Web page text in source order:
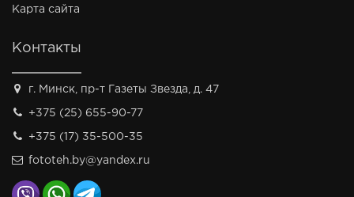
Карта сайта
Контакты
г. Минск, пр-т Газеты Звезда, д. 47
+375 (25) 655-90-77
+375 (17) 35-500-35
fototeh.by@yandex.ru